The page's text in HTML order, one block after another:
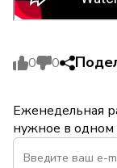
0 0
Еженедельная
нужное в одном